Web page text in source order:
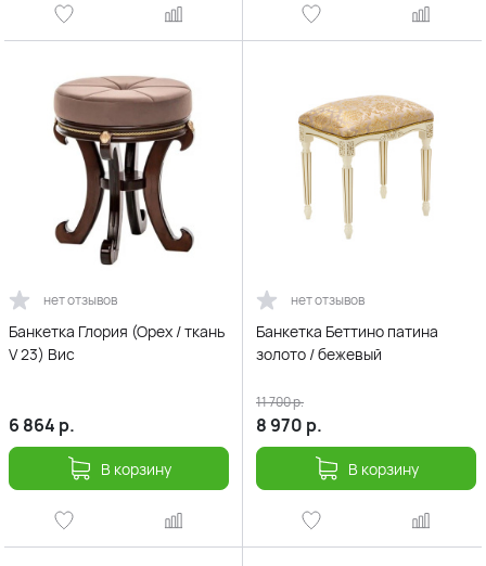
нет отзывов
Банкетка Глория (Орех / ткань
V 23) Вис
6 864 р.
В корзину
нет отзывов
Банкетка Беттино патина
золото / бежевый
8 970 р.
11 700р.
В корзину